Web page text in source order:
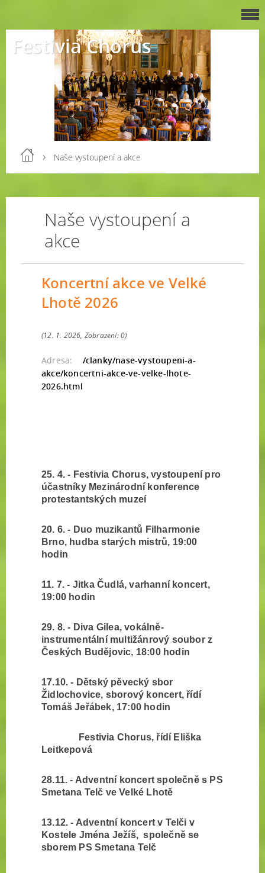
Festivia Chorus
Naše vystoupení a akce
Naše vystoupení a
akce
Koncertní akce ve Velké
Lhotě 2026
(12. 1. 2026, Zobrazení: 0)
Adresa:
/clanky/nase-vystoupeni-a-
akce/koncertni-akce-ve-velke-lhote-
2026.html
25. 4. - Festivia Chorus, vystoupení pro
účastníky Mezinárodní konference
protestantských muzeí
20. 6. - Duo muzikantů Filharmonie
Brno, hudba starých mistrů, 19:00
hodin
11. 7. - Jitka Čudlá, varhanní koncert,
19:00 hodin
29. 8. - Diva Gilea, vokálně-
instrumentální multižánrový soubor z
Českých Budějovic, 18:00 hodin
17.10. - Dětský pěvecký sbor
Židlochovice, sborový koncert, řídí
Tomáš Jeřábek, 17:00 hodin
Festivia Chorus, řídí Eliška
Leitkepová
28.11. - Adventní koncert společně s PS
Smetana Telč ve Velké Lhotě
13.12. - Adventní koncert v Telči v
Kostele Jména Ježíš, společně se
sborem PS Smetana Telč